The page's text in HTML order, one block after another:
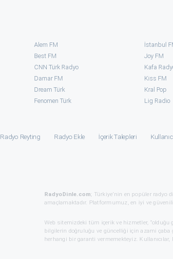
Alem FM
Best FM
CNN Türk Radyo
Damar FM
Dream Türk
Fenomen Türk
İstanbul
Joy FM
Kafa
Kiss FM
Kral Pop
⁠Lig Radio
Radyo Reyting Radyo Ekle İçerik Talepleri
RadyoDinle.com; Türkiye’nin en popüler radyo
amaçlamaktadır. Platformumuz, en iyi ve
Web sitemizdeki tüm içerik ve hizmetler, “olduğu
bilgilerin doğruluğu ve güncelliği için azami
herhangi bir garanti vermemekteyiz.